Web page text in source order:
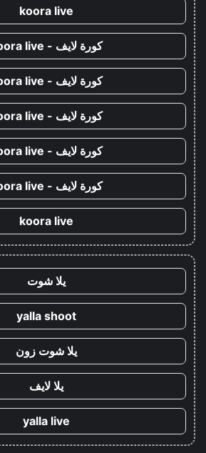
koora live
كورة لايف - koora live
كورة لايف - koora live
كورة لايف - koora live
كورة لايف - koora live
كورة لايف - koora live
koora live
يلا شوت
yalla shoot
يلا شوت زون
يلا لايف
yalla live